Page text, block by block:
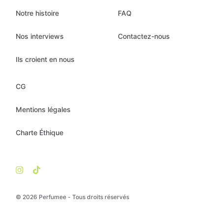
© 2026 Perfumee - Tous droits réservés
Notre histoire
Nos interviews
Ils croient en nous
FAQ
Contactez-nous
CG
Mentions légales
Charte Éthique